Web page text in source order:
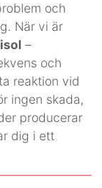
och
När vi är
–
och
reaktion vid
ingen skada,
producerar
dig i ett